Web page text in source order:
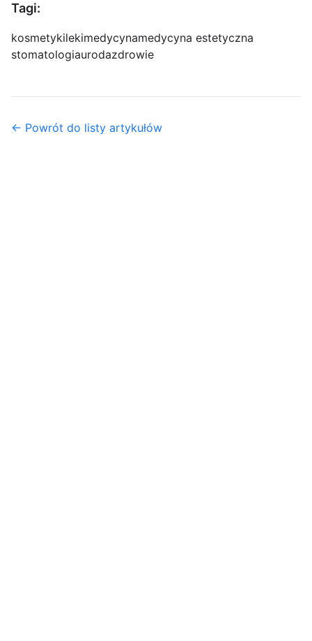
Tagi:
kosmetykilekimedycynamedycyna estetyczna
stomatologiaurodazdrowie
← Powrót do listy artykułów